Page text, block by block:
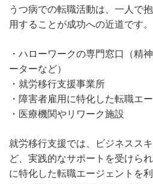
うつ病での転職活動は、一人で
用することが成功への近道です。
・ハローワークの専門窓口（精
ーターなど）
・就労移行支援事業所
・障害者雇用に特化した転職エ
・医療機関やリワーク施設
就労移行支援では、ビジネスス
ど、実践的なサポートを受けら
に特化した転職エージェントを